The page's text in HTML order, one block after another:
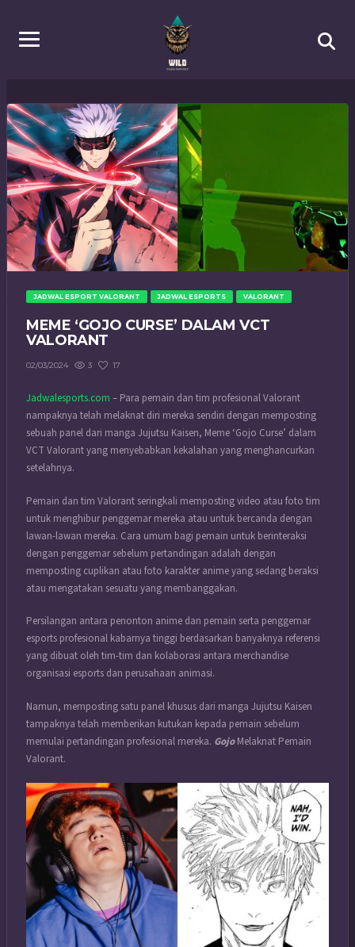
JADWAL ESPORT VALORANT JADWAL ESPORTS VALORANT
MEME ‘GOJO CURSE’ DALAM VCT
VALORANT
02/03/2024 3 17
Jadwalesports.com – Para pemain dan tim profesional Valorant
nampaknya telah melaknat diri mereka sendiri dengan memposting
sebuah panel dari manga Jujutsu Kaisen, Meme ‘Gojo Curse’ dalam
VCT Valorant yang menyebabkan kekalahan yang menghancurkan
setelahnya.
Pemain dan tim Valorant seringkali memposting video atau foto tim
untuk menghibur penggemar mereka atau untuk bercanda dengan
lawan-lawan mereka. Cara umum bagi pemain untuk berinteraksi
dengan penggemar sebelum pertandingan adalah dengan
memposting cuplikan atau foto karakter anime yang sedang beraksi
atau mengatakan sesuatu yang membanggakan.
Persilangan antara penonton anime dan pemain serta penggemar
esports profesional kabarnya tinggi berdasarkan banyaknya referensi
yang dibuat oleh tim-tim dan kolaborasi antara merchandise
organisasi esports dan perusahaan animasi.
Namun, memposting satu panel khusus dari manga Jujutsu Kaisen
tampaknya telah memberikan kutukan kepada pemain sebelum
memulai pertandingan profesional mereka. GojoMelaknat Pemain
Valorant.